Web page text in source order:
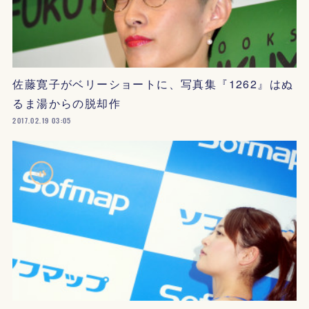
佐藤寛子がベリーショートに、写真集『1262』はぬ
るま湯からの脱却作
2017.02.19 03:05